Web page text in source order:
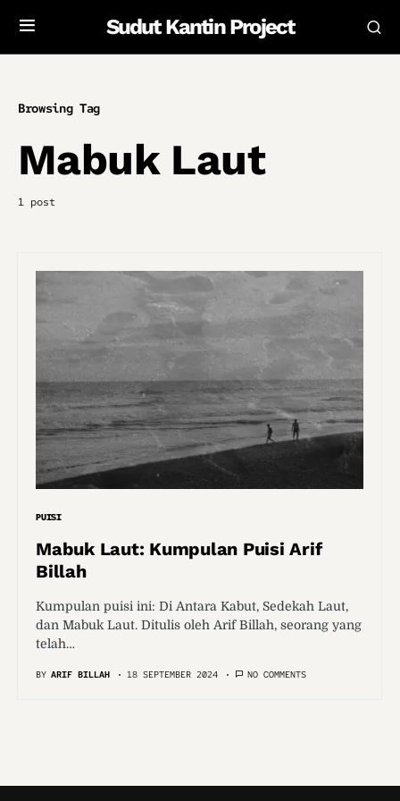
Sudut Kantin Project
Browsing Tag
Mabuk Laut
1 post
PUISI
Mabuk Laut: Kumpulan Puisi Arif
Billah
Kumpulan puisi ini: Di Antara Kabut, Sedekah Laut,
dan Mabuk Laut. Ditulis oleh Arif Billah, seorang yang
telah…
BY ARIF BILLAH 18 SEPTEMBER 2024 NO COMMENTS